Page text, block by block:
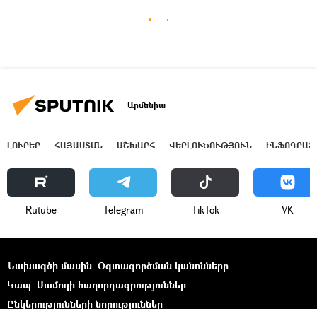
Արմենիա
ԼՈՒՐԵՐ ՀԱՅԱՍՏԱՆ ԱՇԽԱՐՀ ՎԵՐԼՈՒԾՈՒԹՅՈՒՆ
Rutube Telegram ТikТоk VK
Նախագծի մասին Օգտագործման կանոնները
Կապ Մամուլի հաղորդագրություններ
Ընկերությունների նորություններ